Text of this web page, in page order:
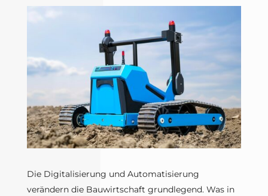
Die Digitalisierung und Automatisierung
verändern die Bauwirtschaft grundlegend. Was in